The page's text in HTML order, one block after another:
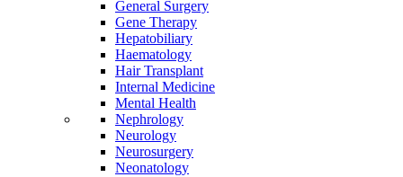
General Surgery
Gene Therapy
Hepatobiliary
Haematology
Hair Transplant
Internal Medicine
Mental Health
Nephrology
Neurology
Neurosurgery
Neonatology